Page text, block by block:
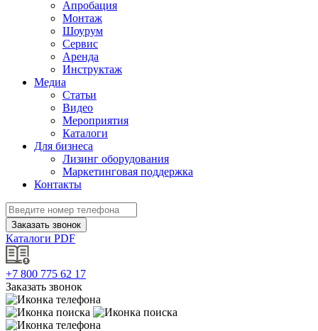
Апробация
Монтаж
Шоурум
Сервис
Аренда
Инструктаж
Медиа
Статьи
Видео
Мероприятия
Каталоги
Для бизнеса
Лизинг оборудования
Маркетинговая поддержка
Контакты
Заказать звонок
Каталоги PDF
+7 800 775 62 17
Заказать звонок